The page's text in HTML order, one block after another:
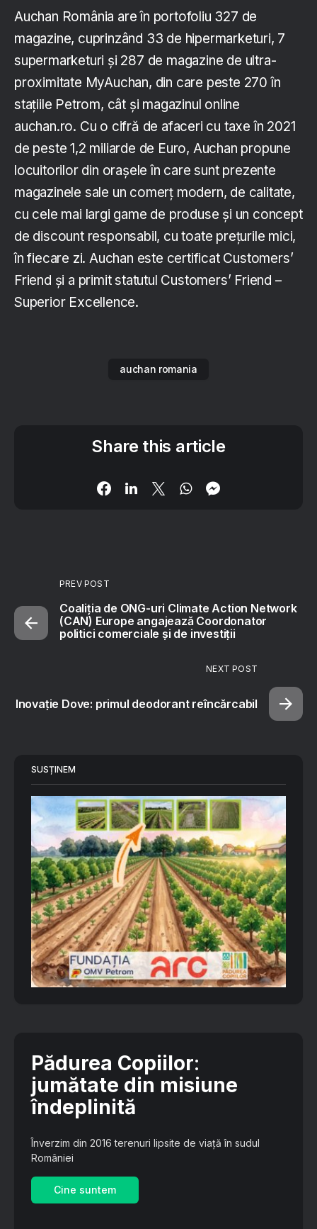
Auchan România are în portofoliu 327 de
magazine, cuprinzând 33 de hipermarketuri, 7
supermarketuri și 287 de magazine de ultra-
proximitate MyAuchan, din care peste 270 în
stațiile Petrom, cât și magazinul online
auchan.ro. Cu o cifră de afaceri cu taxe în 2021
de peste 1,2 miliarde de Euro, Auchan propune
locuitorilor din orașele în care sunt prezente
magazinele sale un comerţ modern, de calitate,
cu cele mai largi game de produse şi un concept
de discount responsabil, cu toate preţurile mici,
în fiecare zi. Auchan este certificat Customers’
Friend și a primit statutul Customers’ Friend –
Superior Excellence.
auchan romania
Share this article
PREV POST
Coaliția de ONG-uri Climate Action Network
(CAN) Europe angajează Coordonator
politici comerciale și de investiții
NEXT POST
Inovație Dove: primul deodorant reîncărcabil
SUSȚINEM
Pădurea Copiilor:
jumătate din misiune
îndeplinită
Înverzim din 2016 terenuri lipsite de viață în sudul
României
Cine suntem